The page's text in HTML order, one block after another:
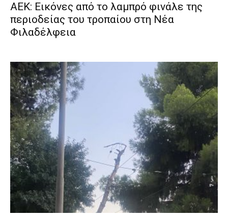
ΑΕΚ: Εικόνες από το λαμπρό φινάλε της
περιοδείας του τροπαίου στη Νέα
Φιλαδέλφεια